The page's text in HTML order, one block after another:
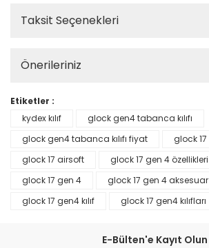
Taksit Seçenekleri
Önerileriniz
Etiketler :
kydex kılıf
glock gen4 tabanca kılıfı
glock gen4 tabanca kılıfı fiyat
glock 17
glock 17 airsoft
glock 17 gen 4 özellikleri
glock 17 gen 4
glock 17 gen 4 aksesuar
glock 17 gen4 kılıf
glock 17 gen4 kılıfları
E-Bülten'e Kayıt Olun